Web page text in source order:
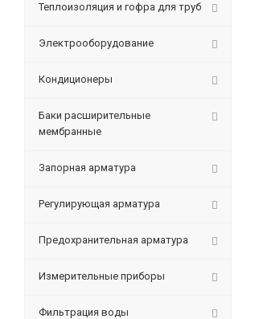
Теплоизоляция и гофра для труб
Электрооборудование
Кондиционеры
Баки расширительные
мембранные
Запорная арматура
Регулирующая арматура
Предохранительная арматура
Измерительные приборы
Фильтрация воды